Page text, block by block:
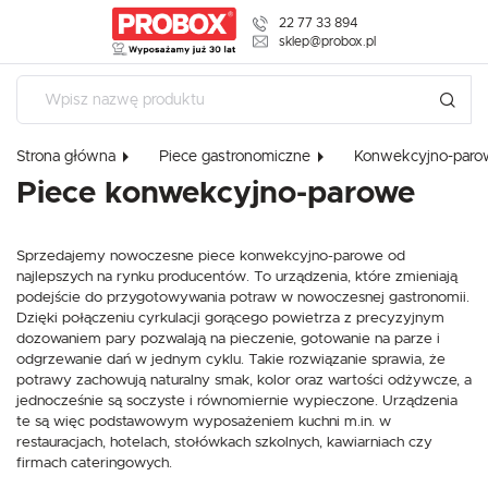
22 77 33 894
sklep@probox.pl
Strona główna Piece gastronomiczne Konwekcyjno-
Piece konwekcyjno-parowe
Sprzedajemy nowoczesne piece konwekcyjno-parowe od
najlepszych na rynku producentów. To urządzenia, które zmieniają
podejście do przygotowywania potraw w nowoczesnej gastronomii.
Dzięki połączeniu cyrkulacji gorącego powietrza z precyzyjnym
dozowaniem pary pozwalają na pieczenie, gotowanie na parze i
odgrzewanie dań w jednym cyklu. Takie rozwiązanie sprawia, że
potrawy zachowują naturalny smak, kolor oraz wartości odżywcze, a
jednocześnie są soczyste i równomiernie wypieczone. Urządzenia
te są więc podstawowym wyposażeniem kuchni m.in. w
restauracjach, hotelach, stołówkach szkolnych, kawiarniach czy
firmach cateringowych.
USTAWIENIA
Szanujemy Twoją prywatność. Możesz zmienić ustawienia cookies
dokonać zmiany swoich ustawień.
Niezbędne pliki cookies służą do prawidłowego funkcjonowania strony
internetowej i umożliwiają Ci komfortowe korzystanie z oferowanych przez nas
usług.
Pliki cookies odpowiadają na podejmowane przez Ciebie działania w celu m.in.
dostosowania Twoich ustawień preferencji prywatności, logowania czy
działać bez zakłóceń.
Więcej
Funkcjonalne i personalizacyjne
Tego typu pliki cookies umożliwiają stronie internetowej zapamiętanie
wprowadzonych przez Ciebie ustawień oraz personalizację określonych
funkcjonalności czy prezentowanych treści.
USTAWIENIA REGIONALNE
Lokalizacja
Polska
polski
Polski złoty (PLN)
ZAPISZ